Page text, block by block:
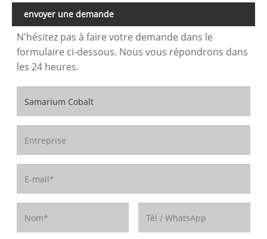
envoyer une demande
N'hésitez pas à faire votre demande dans le
formulaire ci-dessous. Nous vous répondrons dans
les 24 heures.